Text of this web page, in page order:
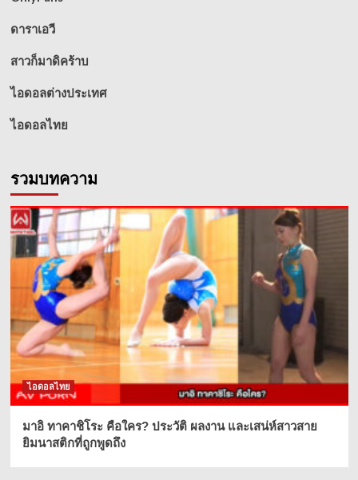
ดาราเอวี
สาวก็มาดิคร้าบ
ไอดอลต่างประเทศ
ไอดอลไทย
รวมบทความ
ไอดอลไทย
มาอิ ทาคาชิโระ คือใคร? ประวัติ ผลงาน และเสน่ห์สาวสาย
ยิมนาสติกที่ถูกพูดถึง